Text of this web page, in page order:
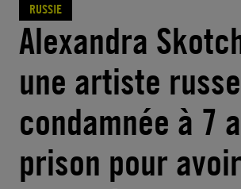
RUSSIE
Alexandra
une artiste russe
condamnée à 7
prison pour avoir